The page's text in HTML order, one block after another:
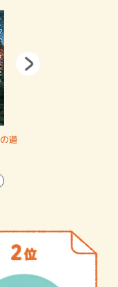
道